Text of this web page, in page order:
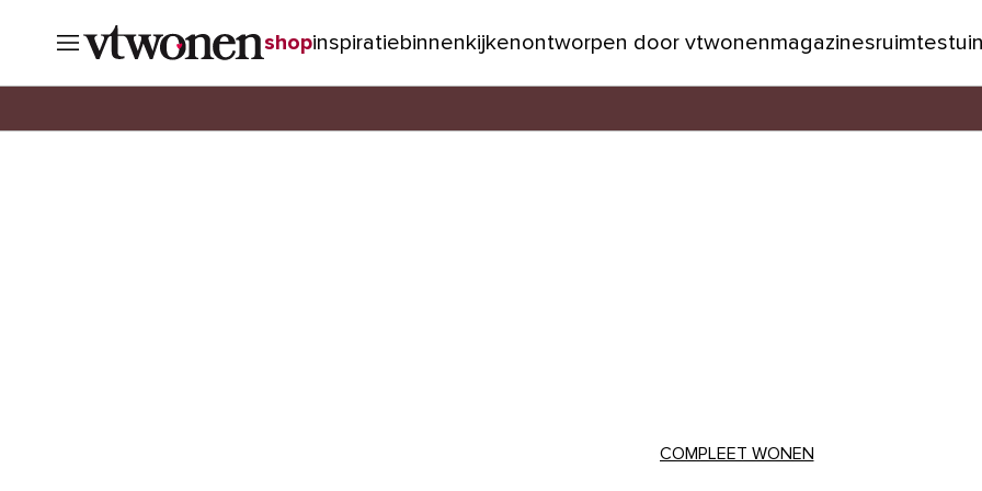
shopinspiratiebinnenkijkenontworpen door vtwonenmagazinesruimtestuin
COMPLEET WONEN